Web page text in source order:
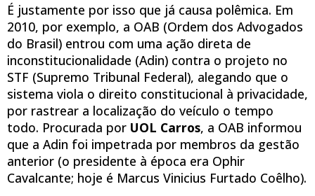
É justamente por isso que já causa polêmica. Em
2010, por exemplo, a OAB (Ordem dos Advogados
do Brasil) entrou com uma ação direta de
inconstitucionalidade (Adin) contra o projeto no
STF (Supremo Tribunal Federal), alegando que o
sistema viola o direito constitucional à privacidade,
por rastrear a localização do veículo o tempo
todo. Procurada por UOL Carros, a OAB informou
que a Adin foi impetrada por membros da gestão
anterior (o presidente à época era Ophir
Cavalcante; hoje é Marcus Vinicius Furtado Coêlho).